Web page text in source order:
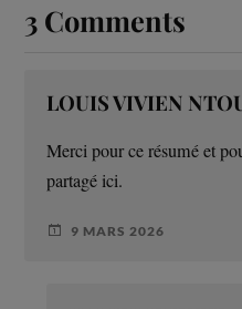
3 Comments
LOUIS VIVIEN
Merci pour ce résumé et
partagé ici.
9 MARS 2026